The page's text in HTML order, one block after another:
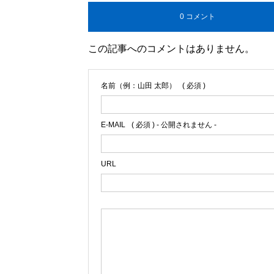
0 コメント
この記事へのコメントはありません。
名前（例：山田 太郎） ( 必須 )
E-MAIL ( 必須 ) - 公開されません -
URL